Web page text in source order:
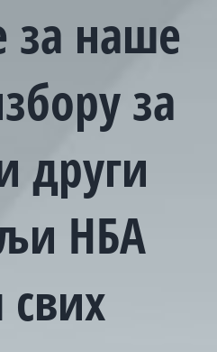
за наше
за
други
НБА